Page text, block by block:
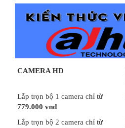
CAMERA HD
Lắp trọn bộ 1 camera chỉ từ
779.000 vnđ
Lắp trọn bộ 2 camera chỉ từ